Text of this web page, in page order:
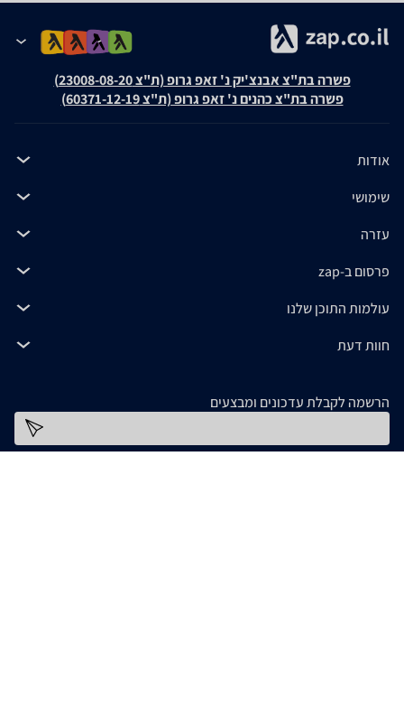
פשרה בת"צ אבנצ'יק נ' זאפ גרופ (ת"צ 23008-08-20)
פשרה בת"צ כהנים נ' זאפ גרופ (ת"צ 60371-12-19)
אודות
שימושי
עזרה
פרסום ב-zap
עולמות התוכן שלנו
חוות דעת
הרשמה לקבלת עדכונים ומבצעים